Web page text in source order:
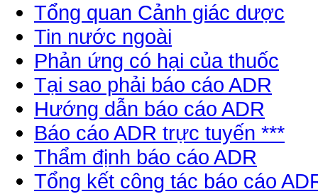
Tổng quan Cảnh giác dược
Tin nước ngoài
Phản ứng có hại của thuốc
Tại sao phải báo cáo ADR
Hướng dẫn báo cáo ADR
Báo cáo ADR trực tuyến ***
Thẩm định báo cáo ADR
Tổng kết công tác báo cáo